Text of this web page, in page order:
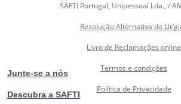
Junte-se a nós
Descubra a SAFTI
SAFTI Portugal, Unipessoal Lda., /
Resolução Alternativa de
Livro de Reclamações online
Termos e condições
Política de Privacidade